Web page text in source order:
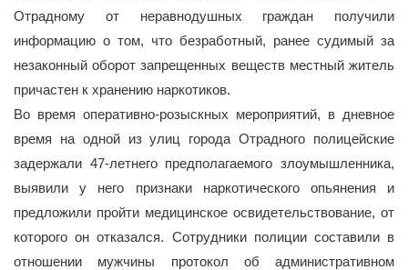
Отрадному от неравнодушных граждан получили
информацию о том, что безработный, ранее судимый за
незаконный оборот запрещенных веществ местный житель
причастен к хранению наркотиков.
Во время оперативно-розыскных мероприятий, в дневное
время на одной из улиц города Отрадного полицейские
задержали 47-летнего предполагаемого злоумышленника,
выявили у него признаки наркотического опьянения и
предложили пройти медицинское освидетельствование, от
которого он отказался. Сотрудники полиции составили в
отношении мужчины протокол об административном